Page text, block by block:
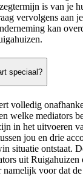
is van je
vervolgens aan
kan
speciaal?
volledig
welke mediators
in het uitvoeren
jou en drie
situatie ontstaat.
uit
voor dat